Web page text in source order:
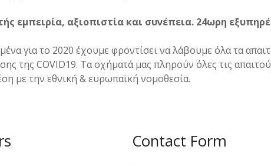
εμπειρία, αξιοπιστία και συνέπεια. 24ωρη
για το 2020 έχουμε φροντίσει να λάβουμε όλα τα
της COVID19. Τα οχήματά μας πληρούν όλες τις
με την εθνική & ευρωπαϊκή νομοθεσία.
Contact Form